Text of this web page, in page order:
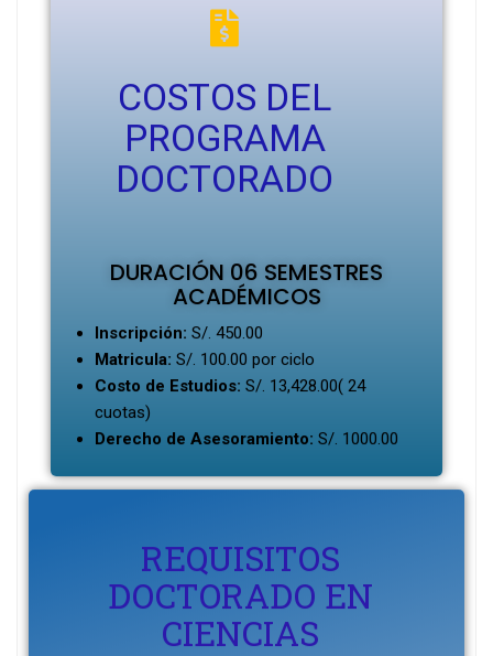
COSTOS DEL
PROGRAMA
DOCTORADO
DURACIÓN 06 SEMESTRES
ACADÉMICOS
Inscripción: S/. 450.00
Matricula: S/. 100.00 por ciclo
Costo de Estudios: S/. 13,428.00( 24
cuotas)
Derecho de Asesoramiento: S/. 1000.00
REQUISITOS
DOCTORADO EN
CIENCIAS